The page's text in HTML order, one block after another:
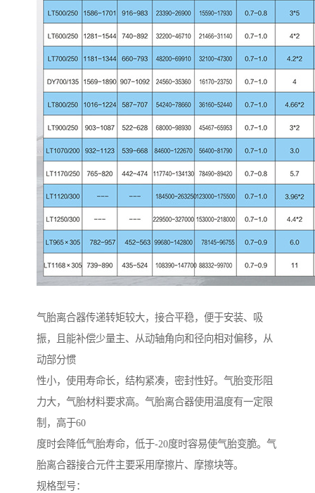
气胎离合器传递转矩较大，接合平稳，便于安装、吸
振，且能补偿少量主、从动轴角向和径向相对偏移，从
动部分惯
性小，使用寿命长，结构紧凑，密封性好。气胎变形阻
力大，气胎材料要求高。气胎离合器使用温度有一定限
制，高于60
度时会降低气胎寿命，低于-20度时容易使气胎变脆。气
胎离合器接合元件主要采用摩擦片、摩擦块等。
规格型号：